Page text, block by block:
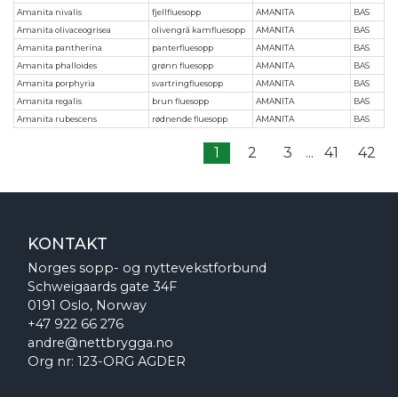
Amanita nivalis
fjellfluesopp AMANITA
BAS
Amanita olivaceogrisea
olivengrå kamfluesopp AMANITA
BAS
Amanita pantherina
panterfluesopp AMANITA
BAS
Amanita phalloides
grønn fluesopp AMANITA
BAS
Amanita porphyria
svartringfluesopp AMANITA
BAS
Amanita regalis
brun fluesopp AMANITA
BAS
Amanita rubescens
rødnende fluesopp AMANITA BAS
1 2 3 ... 41 42
KONTAKT
Norges sopp- og nyttevekstforbund
Schweigaards gate 34F
0191 Oslo, Norway
+47 922 66 276
andre@nettbrygga.no
Org nr: 123-ORG AGDER